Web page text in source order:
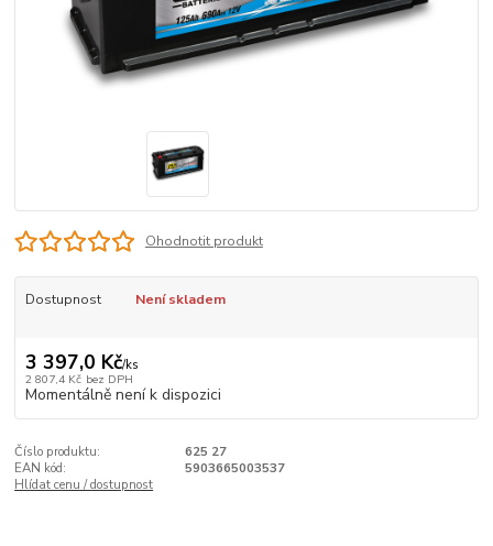
Ohodnotit produkt
Dostupnost Není skladem
3 397,0 Kč/ks
2 807,4 Kč bez DPH
Momentálně není k dispozici
Číslo produktu:
625 27
EAN kód:
5903665003537
Hlídat cenu / dostupnost